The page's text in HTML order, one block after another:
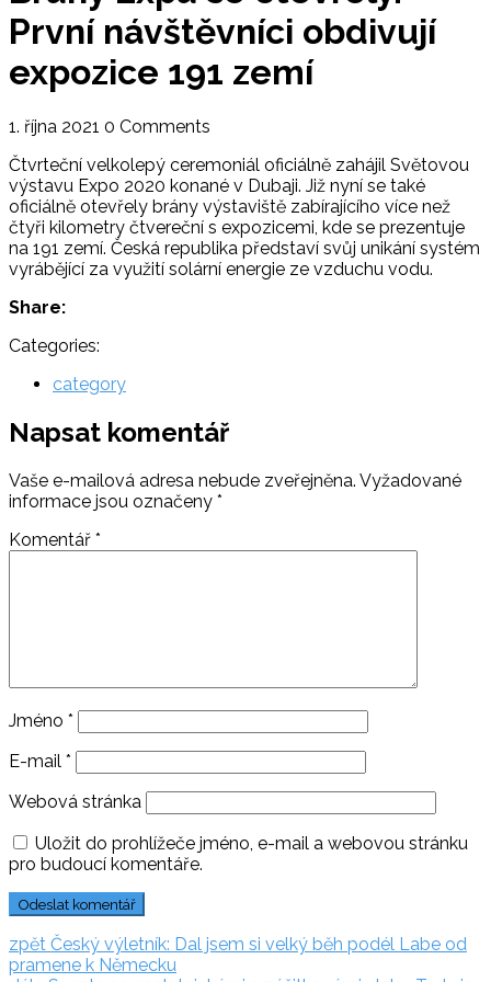
První návštěvníci obdivují
expozice 191 zemí
1. října 2021 0 Comments
Čtvrteční velkolepý ceremoniál oficiálně zahájil Světovou
výstavu Expo 2020 konané v Dubaji. Již nyní se také
oficiálně otevřely brány výstaviště zabírajícího více než
čtyři kilometry čtvereční s expozicemi, kde se prezentuje
na 191 zemí. Česká republika představí svůj unikání systém
vyrábějící za využití solární energie ze vzduchu vodu.
Share:
Categories:
category
Napsat komentář
Vaše e-mailová adresa nebude zveřejněna. Vyžadované
informace jsou označeny *
Komentář *
Jméno *
E-mail *
Webová stránka
Uložit do prohlížeče jméno, e-mail a webovou stránku
pro budoucí komentáře.
Navigace
zpět zpět:
Český výletník: Dal jsem si velký běh podél Labe od
pramene k Německu